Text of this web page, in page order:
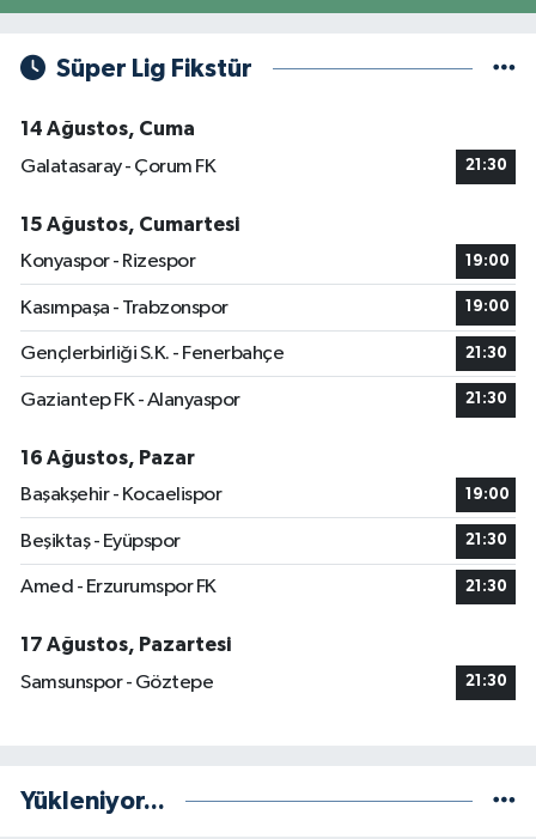
Süper Lig Fikstür
14 Ağustos, Cuma
Galatasaray - Çorum FK
21:30
15 Ağustos, Cumartesi
Konyaspor - Rizespor
19:00
Kasımpaşa - Trabzonspor 19:00
Gençlerbirliği S.K. - Fenerbahçe 21:30
Gaziantep FK - Alanyaspor 21:30
16 Ağustos, Pazar
Başakşehir - Kocaelispor
19:00
Beşiktaş - Eyüpspor 21:30
Amed - Erzurumspor FK 21:30
17 Ağustos, Pazartesi
Samsunspor - Göztepe
21:30
Yükleniyor...